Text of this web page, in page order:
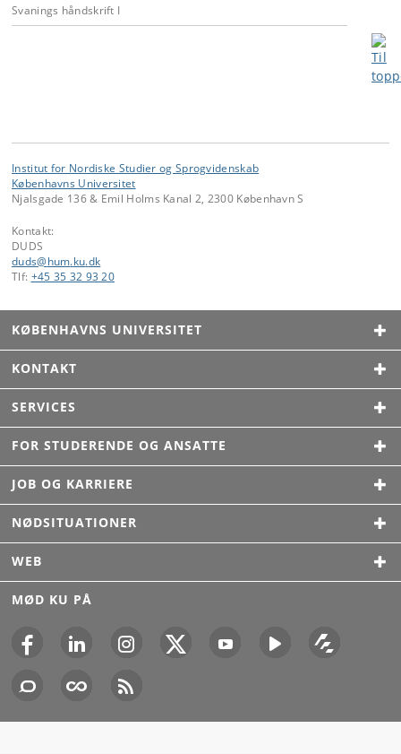
Svanings håndskrift I
Institut for Nordiske Studier og Sprogvidenskab
Københavns Universitet
Njalsgade 136 & Emil Holms Kanal 2, 2300 København S
Kontakt:
DUDS
duds@hum.ku.dk
Tlf: +45 35 32 93 20
KØBENHAVNS UNIVERSITET
KONTAKT
SERVICES
FOR STUDERENDE OG ANSATTE
JOB OG KARRIERE
NØDSITUATIONER
WEB
MØD KU PÅ